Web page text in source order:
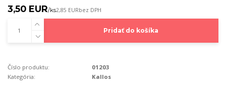
3,50 EUR/ks2,85 EURbez DPH
Pridať do košíka
Číslo produktu:
01203
Kategória:
Kallos